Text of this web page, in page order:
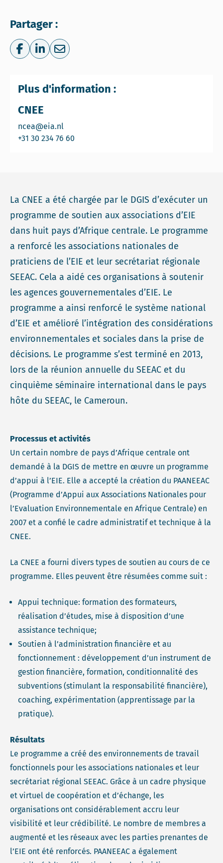
Partager :
Share on Facebook
Share on LinkedIn
Share via e-mail
CNEE
ncea@eia.nl
+31 30 234 76 60
Plus d'information :
La CNEE a été chargée par le DGIS d’exécuter un
programme de soutien aux associations d’EIE
dans huit pays d’Afrique centrale. Le programme
a renforcé les associations nationales de
praticiens de l’EIE et leur secrétariat régionale
SEEAC. Cela a aidé ces organisations à soutenir
les agences gouvernementales d’EIE. Le
programme a ainsi renforcé le système national
d’EIE et amélioré l’intégration des considérations
environnementales et sociales dans la prise de
décisions. Le programme s’est terminé en 2013,
lors de la réunion annuelle du SEEAC et du
cinquième séminaire international dans le pays
hôte du SEEAC, le Cameroun.
Processus et activités
Un certain nombre de pays d’Afrique centrale ont
demandé à la DGIS de mettre en œuvre un programme
d’appui à l’EIE. Elle a accepté la création du PAANEEAC
(Programme d’Appui aux Associations Nationales pour
l’Evaluation Environnementale en Afrique Centrale) en
2007 et a confié le cadre administratif et technique à la
CNEE.
La CNEE a fourni divers types de soutien au cours de ce
programme. Elles peuvent être résumées comme suit :
Appui technique: formation des formateurs,
réalisation d’études, mise à disposition d’une
assistance technique;
Soutien à l’administration financière et au
fonctionnement : développement d’un instrument de
gestion financière, formation, conditionnalité des
subventions (stimulant la responsabilité financière),
coaching, expérimentation (apprentissage par la
pratique).
Résultats
Le programme a créé des environnements de travail
fonctionnels pour les associations nationales et leur
secrétariat régional SEEAC. Grâce à un cadre physique
et virtuel de coopération et d’échange, les
organisations ont considérablement accru leur
visibilité et leur crédibilité. Le nombre de membres a
augmenté et les réseaux avec les parties prenantes de
l’EIE ont été renforcés. PAANEEAC a également